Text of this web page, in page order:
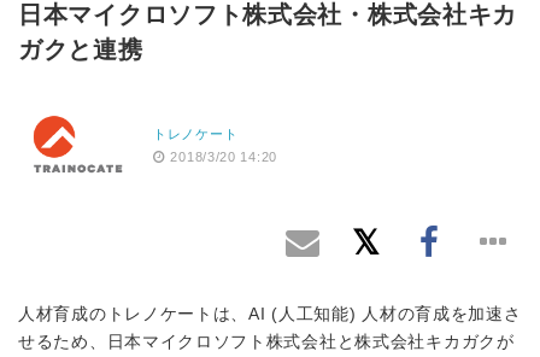
日本マイクロソフト株式会社・株式会社キカ
ガクと連携
トレノケート
2018/3/20 14:20
人材育成のトレノケートは、AI (人工知能) 人材の育成を加速さ
せるため、日本マイクロソフト株式会社と株式会社キカガクが